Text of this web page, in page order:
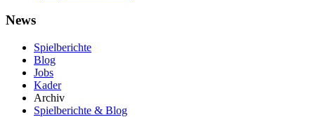
News
Spielberichte
Blog
Jobs
Kader
Archiv
Spielberichte & Blog